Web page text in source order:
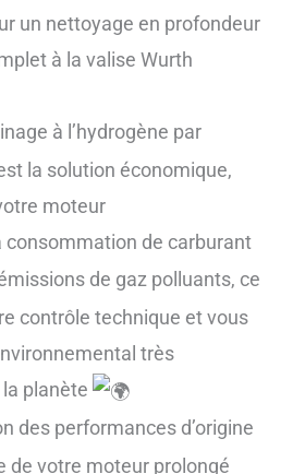
un nettoyage en profondeur
à la valise Wurth
à l’hydrogène par
la solution économique,
moteur
consommation de carburant
de gaz polluants, ce
contrôle technique et vous
très
planète
des performances d’origine
de votre moteur prolongé